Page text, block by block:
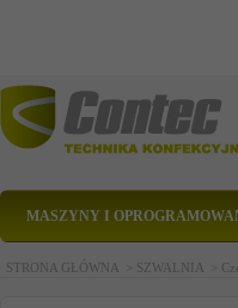
MASZYNY I
STRONA GŁÓWNA > SZWALNIA >